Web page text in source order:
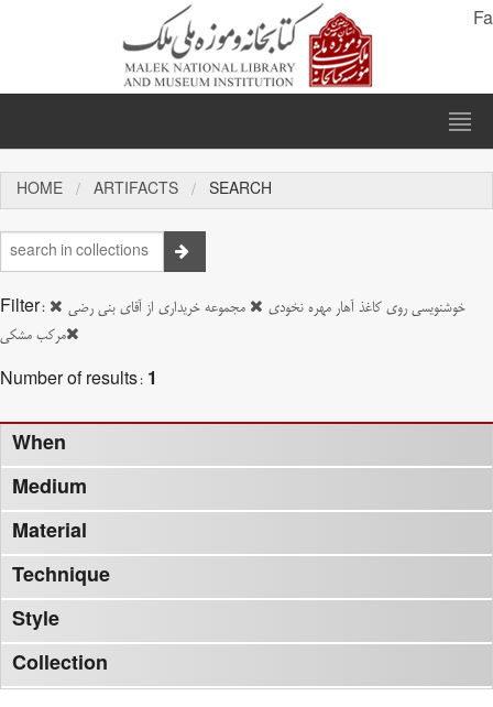
Fa
HOME ARTIFACTS SEARCH
Filter: خوشنویسی روی کاغذ آهار مهره نخودی
مجموعه خریداری از آقای بنی رضی
مرکب مشکی
Number of results: 1
When
Medium
Material
Technique
Style
Collection